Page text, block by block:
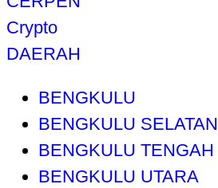
Crypto
DAERAH
BENGKULU
BENGKULU SELATAN
BENGKULU TENGAH
BENGKULU UTARA